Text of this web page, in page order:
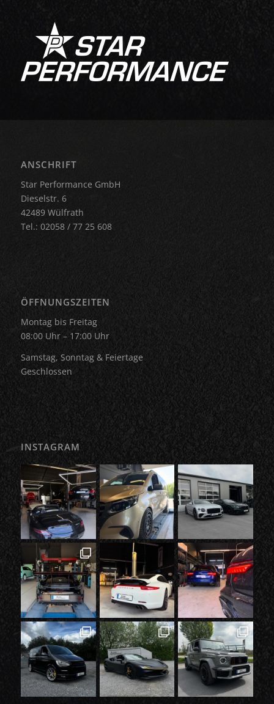
ANSCHRIFT
Star Performance GmbH
Dieselstr. 6
42489 Wülfrath
Tel.: 02058 / 77 25 608
ÖFFNUNGSZEITEN
Montag bis Freitag
08:00 Uhr – 17:00 Uhr
Samstag, Sonntag & Feiertage
Geschlossen
INSTAGRAM